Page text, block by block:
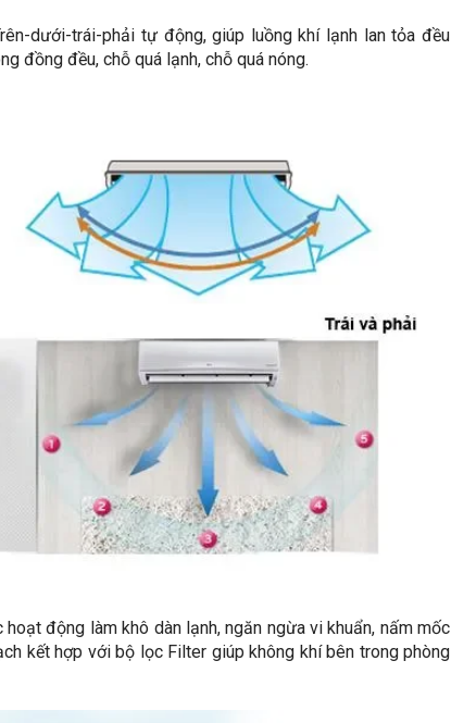
dưới-trái-phải tự động, giúp luồng khí lạnh lan tỏa đều
đồng đều, chỗ quá lạnh, chỗ quá nóng.
động làm khô dàn lạnh, ngăn ngừa vi khuẩn, nấm mốc
kết hợp với bộ lọc Filter giúp không khí bên trong phòng